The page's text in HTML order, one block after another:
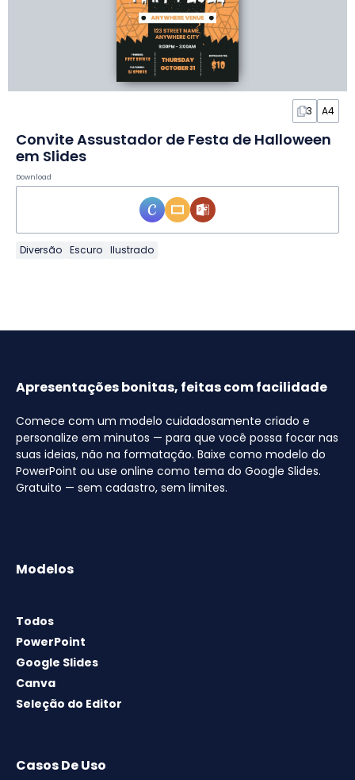
3 A4
Convite Assustador de Festa de Halloween
em Slides
Download
Diversão Escuro Ilustrado
Apresentações bonitas, feitas com facilidade
Comece com um modelo cuidadosamente criado e
personalize em minutos — para que você possa focar nas
suas ideias, não na formatação. Baixe como modelo do
PowerPoint ou use online como tema do Google Slides.
Gratuito — sem cadastro, sem limites.
Modelos
Todos
PowerPoint
Google Slides
Canva
Seleção do Editor
Casos De Uso